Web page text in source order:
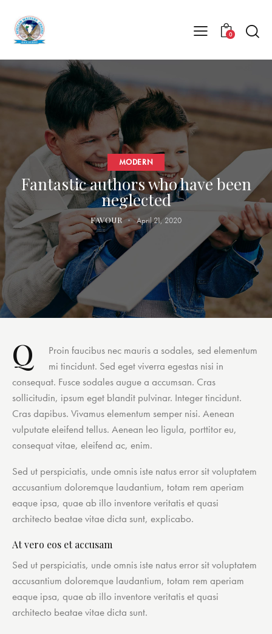
0
MODERN
Fantastic authors who have been
neglected
FAVOUR April 21, 2020
Q
Proin faucibus nec mauris a sodales, sed elementum
mi tincidunt. Sed eget viverra egestas nisi in
consequat. Fusce sodales augue a accumsan. Cras
sollicitudin, ipsum eget blandit pulvinar. Integer tincidunt.
Cras dapibus. Vivamus elementum semper nisi. Aenean
vulputate eleifend tellus. Aenean leo ligula, porttitor eu,
consequat vitae, eleifend ac, enim.
Sed ut perspiciatis, unde omnis iste natus error sit voluptatem
accusantium doloremque laudantium, totam rem aperiam
eaque ipsa, quae ab illo inventore veritatis et quasi
architecto beatae vitae dicta sunt, explicabo.
At vero eos et accusam
Sed ut perspiciatis, unde omnis iste natus error sit voluptatem
accusantium doloremque laudantium, totam rem aperiam
eaque ipsa, quae ab illo inventore veritatis et quasi
architecto beatae vitae dicta sunt.